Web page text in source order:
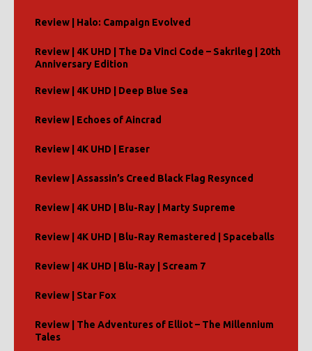
Review | Halo: Campaign Evolved
Review | 4K UHD | The Da Vinci Code – Sakrileg | 20th
Anniversary Edition
Review | 4K UHD | Deep Blue Sea
Review | Echoes of Aincrad
Review | 4K UHD | Eraser
Review | Assassin’s Creed Black Flag Resynced
Review | 4K UHD | Blu-Ray | Marty Supreme
Review | 4K UHD | Blu-Ray Remastered | Spaceballs
Review | 4K UHD | Blu-Ray | Scream 7
Review | Star Fox
Review | The Adventures of Elliot – The Millennium
Tales